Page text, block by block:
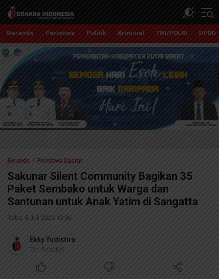
Beranda Indonesia
Independent, Tajam dan Terpercaya
Beranda Peristiwa Politik Kriminal TNI/POLRI DPRD
Beranda Peristiwa Daerah
Sakunar Silent Community Bagikan 35
Paket Sembako untuk Warga dan
Santunan untuk Anak Yatim di Sangatta
Rabu, 8 Juli 2026 13:06
Ekky Yudistira
Tim Redaksi